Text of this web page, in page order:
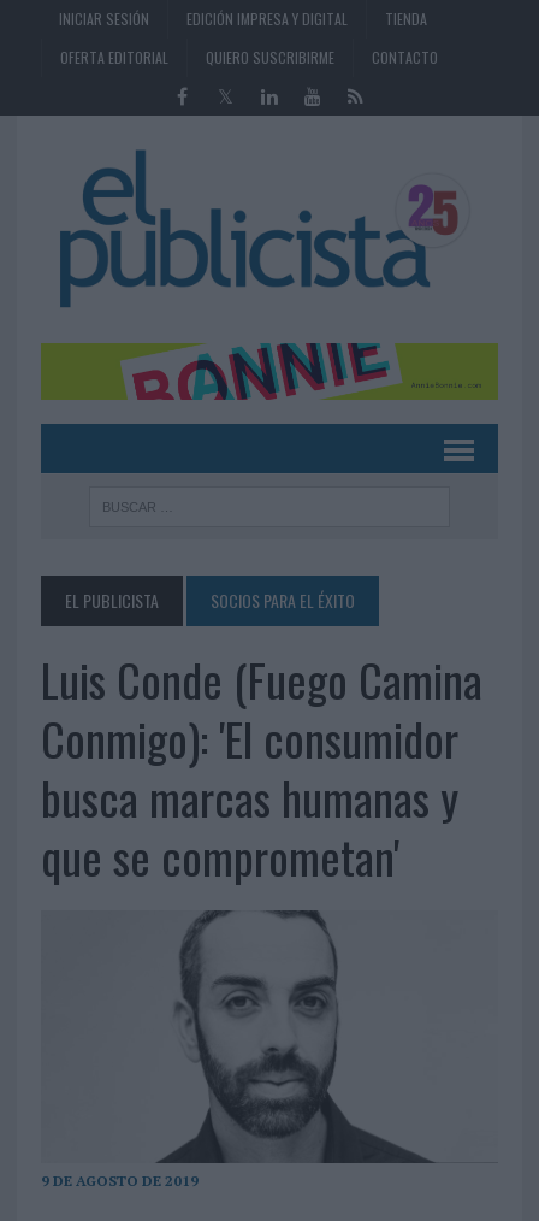
INICIAR SESIÓN EDICIÓN IMPRESA Y DIGITAL
TIENDA
OFERTA EDITORIAL
QUIERO SUSCRIBIRME CONTACTO
EL PUBLICISTA SOCIOS PARA EL ÉXITO
Luis Conde (Fuego Camina
Conmigo): 'El consumidor
busca marcas humanas y
que se comprometan'
9 DE AGOSTO DE 2019